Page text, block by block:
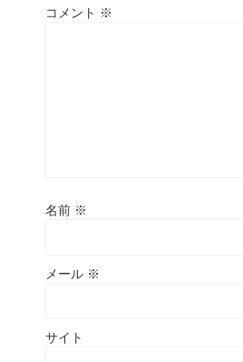
コメント ※
名前 ※
メール ※
サイト